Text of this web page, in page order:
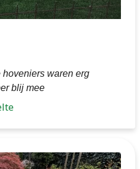
waren erg
blij mee